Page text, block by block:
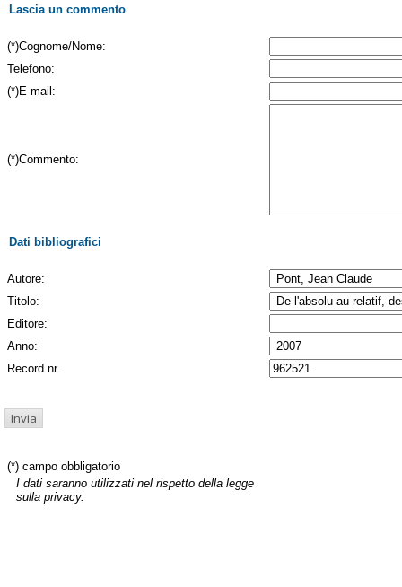
Lascia un commento
(*)Cognome/Nome:
Telefono:
(*)E-mail:
(*)Commento:
Dati bibliografici
Autore:
Titolo:
Editore:
Anno:
Record nr.
(*) campo obbligatorio
I dati saranno utilizzati nel rispetto della legge
sulla privacy.